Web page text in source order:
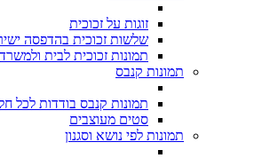
זוגות על זכוכית
שלשות זכוכית בהדפסה
תמונות זכוכית לבית ולמשרד
תמונות קנבס
תמונות קנבס בודדות לכל
סטים מעוצבים
תמונות לפי נושא וסגנון